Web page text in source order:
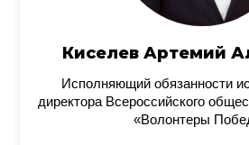
Киселев Артемий
Исполняющий обязанности
директора Всероссийского
«Волонтеры